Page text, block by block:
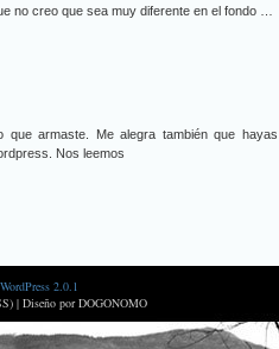
no creo que sea muy diferente en el fondo …
que armaste. Me alegra también que hayas
Nos leemos
WordPress 2.0.1
| Diseño por DOGONOMO